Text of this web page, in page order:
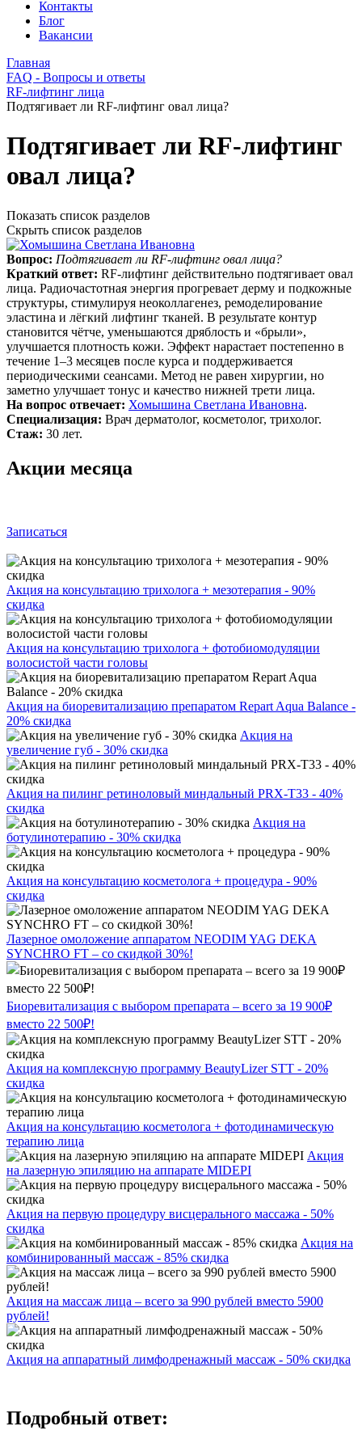
Контакты
Блог
Вакансии
Главная
FAQ - Вопросы и ответы
RF-лифтинг лица
Подтягивает ли RF-лифтинг овал лица?
Подтягивает ли RF-лифтинг
овал лица?
Показать список разделов
Скрыть список разделов
Вопрос: Подтягивает ли RF-лифтинг овал лица?
Краткий ответ: RF‑лифтинг действительно подтягивает овал
лица. Радиочастотная энергия прогревает дерму и подкожные
структуры, стимулируя неоколлагенез, ремоделирование
эластина и лёгкий лифтинг тканей. В результате контур
становится чётче, уменьшаются дряблость и «брыли»,
улучшается плотность кожи. Эффект нарастает постепенно в
течение 1–3 месяцев после курса и поддерживается
периодическими сеансами. Метод не равен хирургии, но
заметно улучшает тонус и качество нижней трети лица.
На вопрос отвечает: Хомышина Светлана Ивановна.
Специализация: Врач дерматолог, косметолог, трихолог.
Стаж: 30 лет.
Акции месяца
Записаться
Акция на консультацию трихолога + мезотерапия - 90%
скидка
Акция на консультацию трихолога + фотобиомодуляции
волосистой части головы
Акция на биоревитализацию препаратом Repart Aqua Balance -
20% скидка
Акция на
увеличение губ - 30% скидка
Акция на пилинг ретиноловый миндальный PRX-T33 - 40%
скидка
Акция на
ботулинотерапию - 30% скидка
Акция на консультацию косметолога + процедура - 90%
скидка
Лазерное омоложение аппаратом NEODIM YAG DEKA
SYNCHRO FT – со скидкой 30%!
Биоревитализация с выбором препарата – всего за 19 900₽
вместо 22 500₽!
Акция на комплексную программу BeautyLizer STT - 20%
скидка
Акция на консультацию косметолога + фотодинамическую
терапию лица
Акция
на лазерную эпиляцию на аппарате MIDEPI
Акция на первую процедуру висцерального массажа - 50%
скидка
Акция на
комбинированный массаж - 85% скидка
Акция на массаж лица – всего за 990 рублей вместо 5900
рублей!
Акция на аппаратный лимфодренажный массаж - 50% скидка
Подробный ответ: